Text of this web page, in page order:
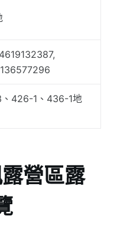
426-1、436-1地
營區露